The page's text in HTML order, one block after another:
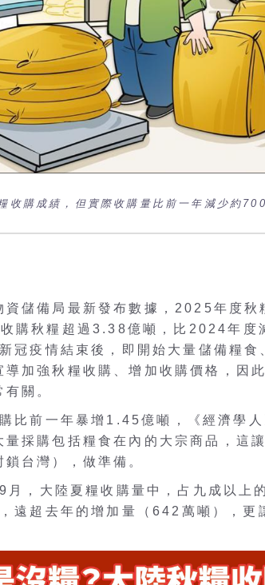
收購成績，但實際收購量比前一年減少約
資儲備局最新發布數據，2025年度秋
購秋糧超過3.38億噸，比2024年度
冠疫情結束後，即開始大量儲備糧食
導加強秋糧收購、增加收購價格，因
關。
比前一年暴增1.45億噸，《經濟學人
量採購包括糧食在內的大宗商品，這
台灣），做準備。
，大陸夏糧收購量中，占九成以上
遠超去年的增加量（642萬噸），更